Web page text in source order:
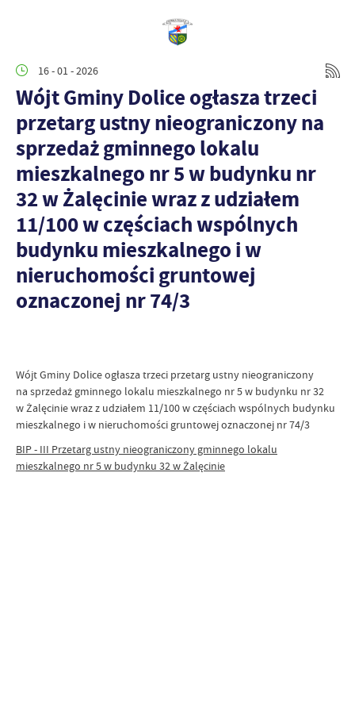
16 - 01 - 2026
Wójt Gminy Dolice ogłasza trzeci
przetarg ustny nieograniczony na
sprzedaż gminnego lokalu
mieszkalnego nr 5 w budynku nr
32 w Żalęcinie wraz z udziałem
11/100 w częściach wspólnych
budynku mieszkalnego i w
nieruchomości gruntowej
oznaczonej nr 74/3
Wójt Gminy Dolice ogłasza trzeci przetarg ustny nieograniczony
na sprzedaż gminnego lokalu mieszkalnego nr 5 w budynku nr 32
w Żalęcinie wraz z udziałem 11/100 w częściach wspólnych budynku
mieszkalnego i w nieruchomości gruntowej oznaczonej nr 74/3
BIP - III Przetarg ustny nieograniczony gminnego lokalu
mieszkalnego nr 5 w budynku 32 w Żalęcinie